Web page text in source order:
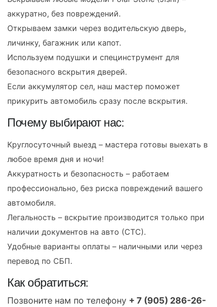
аккуратно, без повреждений.
Открываем замки через водительскую дверь,
личинку, багажник или капот.
Используем подушки и специнструмент для
безопасного вскрытия дверей.
Если аккумулятор сел, наш мастер поможет
прикурить автомобиль сразу после вскрытия.
Почему выбирают нас:
Круглосуточный выезд – мастера готовы выехать в
любое время дня и ночи!
Аккуратность и безопасность – работаем
профессионально, без риска повреждений вашего
автомобиля.
Легальность – вскрытие производится только при
наличии документов на авто (СТС).
Удобные варианты оплаты – наличными или через
перевод по СБП.
Как обратиться:
Позвоните нам по телефону + 7 (905) 286-26-